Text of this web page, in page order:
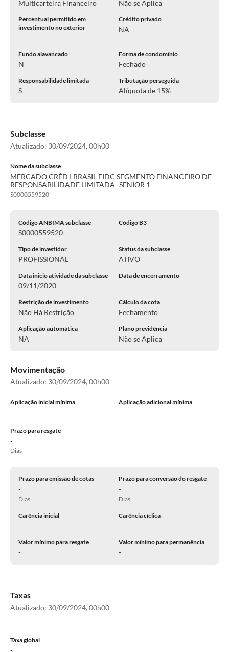
Multicarteira Financeiro Não se Aplica
Percentual permitido em
investimento no exterior
-
Crédito privado
NA
Fundo alavancado
N
Forma de condomínio
Fechado
Responsabilidade limitada
S
Tributação perseguida
Alíquota de 15%
Subclasse
Atualizado: 30/09/2024, 00h00
Nome da subclasse
MERCADO CRÉD I BRASIL FIDC SEGMENTO FINANCEIRO DE
RESPONSABILIDADE LIMITADA- SENIOR 1
S0000559520
Código ANBIMA subclasse
S0000559520
Código B3
-
Tipo de investidor
PROFISSIONAL
Status da subclasse
ATIVO
Data inicio atividade da subclasse
09/11/2020
Data de encerramento
-
Restrição de investimento
Não Há Restrição
Cálculo da cota
Fechamento
Aplicação automática
NA
Plano previdência
Não se Aplica
Movimentação
Atualizado: 30/09/2024, 00h00
Aplicação inicial mínima
-
Aplicação adicional mínima
-
Prazo para resgate
-
Dias
Prazo para emissão de cotas
-
Dias
Prazo para conversão do resgate
-
Dias
Carência inicial
-
Carência cíclica
-
Valor mínimo para resgate
-
Valor mínimo para permanência
-
Taxas
Atualizado: 30/09/2024, 00h00
Taxa global
-